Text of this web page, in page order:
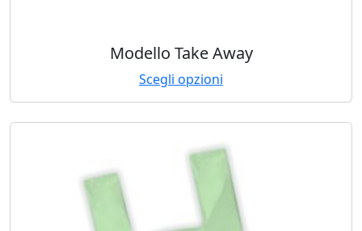
Modello Take Away
Scegli opzioni